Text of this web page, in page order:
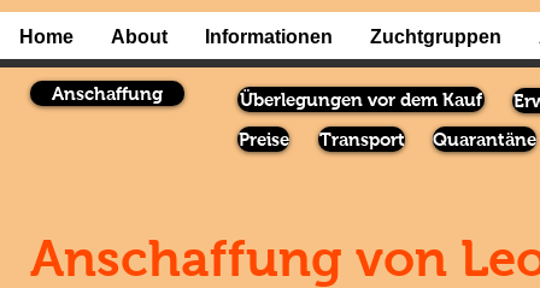
Home About Informationen Zuchtgruppen
Anschaffung Überlegungen vor dem Kauf
Transport
Quarantäne
Preise
Anschaffung von